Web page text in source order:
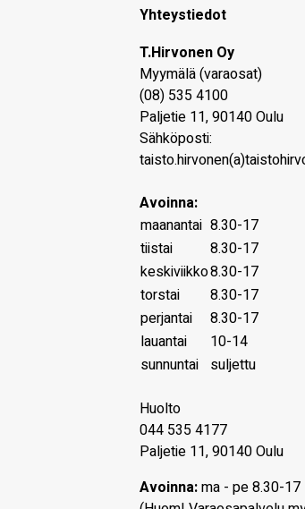
Yhteystiedot
T.Hirvonen Oy
Myymälä (varaosat)
(08) 535 4100
Paljetie 11,90140Oulu
Sähköposti:
Avoinna:
maanantai 8.30-17
tiistai
8.30-17
keskiviikko8.30-17
torstai
8.30-17
perjantai
8.30-17
lauantai
10-14
sunnuntai suljettu
Huolto
044 535 4177
Paljetie 11, 90140 Oulu
Avoinna:ma - pe 8.30-17